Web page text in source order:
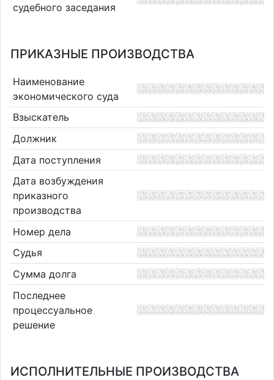
судебного заседания
ПРИКАЗНЫЕ ПРОИЗВОДСТВА
Наименование
экономического суда
Взыскатель
Должник
Дата поступления
Дата возбуждения
приказного
производства
Номер дела
Судья
Сумма долга
Последнее
процессуальное
решение
ИСПОЛНИТЕЛЬНЫЕ ПРОИЗВОДСТВА